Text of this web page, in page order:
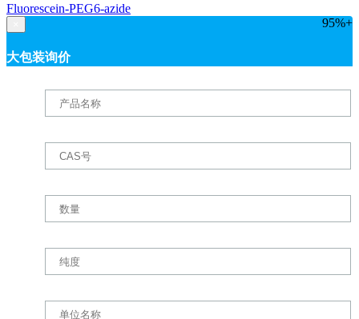
Fluorescein-PEG6-azide
95%+
大包装询价